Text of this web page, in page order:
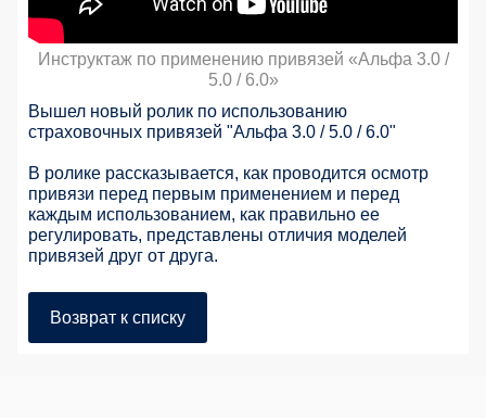
Инструктаж по применению привязей «Альфа 3.0 /
5.0 / 6.0»
Вышел новый ролик по использованию
страховочных привязей "Альфа 3.0 / 5.0 / 6.0"
В ролике рассказывается, как проводится осмотр
привязи перед первым применением и перед
каждым использованием, как правильно ее
регулировать, представлены отличия моделей
привязей друг от друга.
Возврат к списку